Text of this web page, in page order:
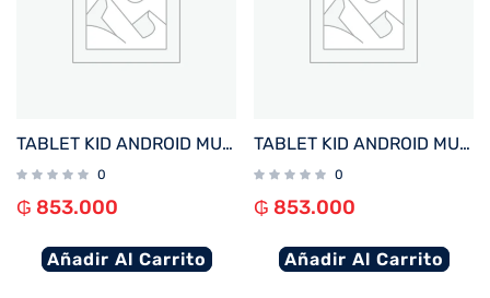
TABLET KID ANDROID MULTILASER NB421 QC/64GB/4G/7″/AZUL PAW PATROL CHASE DISNEY
0
₲ 853.000
Añadir Al Carrito
TABLET KID ANDROID MULTILASER NB418 QC/64GB/4G/7″/ROSA PRINCESAS DISNEY
0
₲ 853.000
Añadir Al Carrito